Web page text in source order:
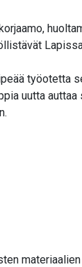
työotetta
uutta auttaa